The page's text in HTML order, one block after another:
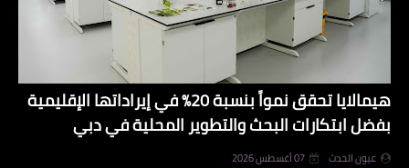
هيمالايا تحقق نمواً بنسبة 20% في إيراداتها الإقليمية
بفضل ابتكارات البحث والتطوير المحلية في دبي
عيون الحدث 07 أغسطس 2026